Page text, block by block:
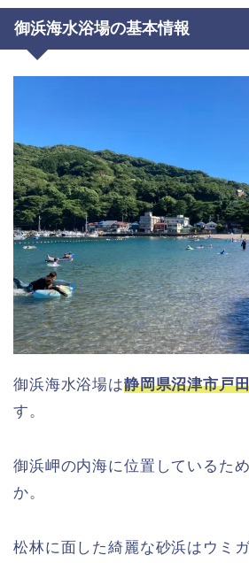
御浜海水浴場の基本情報
御浜海水浴場は静岡県沼津市戸
す。
御浜岬の内海に位置しているた
か。
松林に面した綺麗な砂浜はウミ